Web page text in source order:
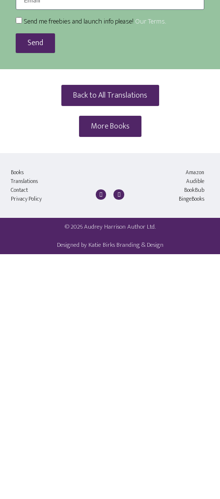
Send me freebies and launch info please! Our Terms.
Send
Back to All Translations
More Books
Books
Translations
Contact
Privacy Policy
Amazon
Audible
BookBub
BingeBooks
© 2026 Audrey Harrison Author Ltd.
Designed byKatie Birks Branding & Design